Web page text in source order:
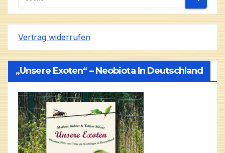
Vertrag widerrufen
„Unsere Exoten“ – Neobiota In Deutschland